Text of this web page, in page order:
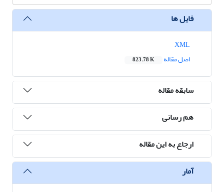
فایل ها
اصل مقاله
823.78 K
سابقه مقاله
هم رسانی
ارجاع به این مقاله
آمار